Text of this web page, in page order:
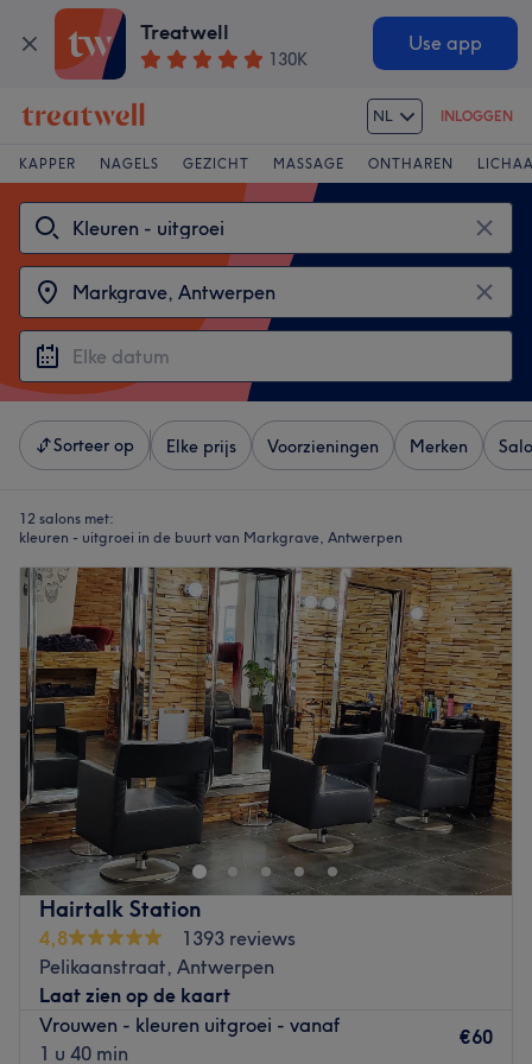
Treatwell
130K
Use app
NL INLOGGEN
KAPPER NAGELS GEZICHT MASSAGE ONTHAREN
Sorteer op Elke prijs Voorzieningen Merken
12 salons met:
kleuren - uitgroei in de buurt van Markgrave, Antwerpen
Hairtalk Station
4,8
1393 reviews
Pelikaanstraat, Antwerpen
Laat zien op de kaart
Vrouwen - kleuren uitgroei - vanaf
1 u 40 min
€60